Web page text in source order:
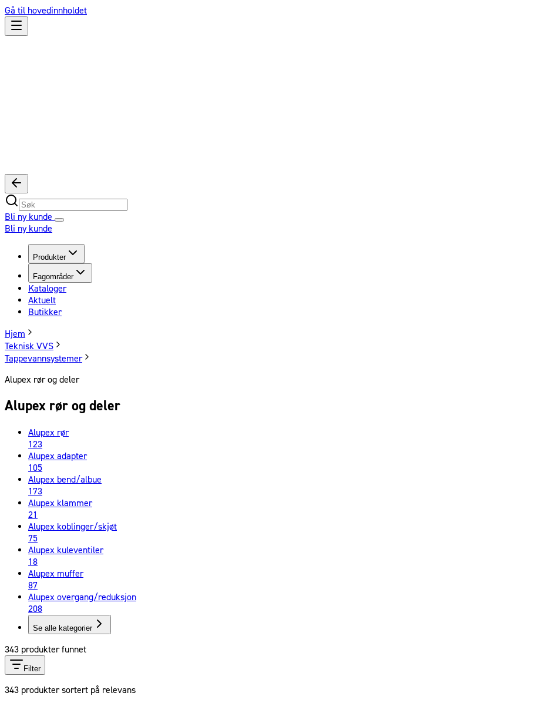
Gå til hovedinnholdet
Bli ny kunde
Bli ny kunde
Produkter
Fagområder
Kataloger
Aktuelt
Butikker
Hjem
Teknisk VVS
Tappevannsystemer
Alupex rør og deler
Alupex rør og deler
Alupex rør
123
Alupex adapter
105
Alupex bend/albue
173
Alupex klammer
21
Alupex koblinger/skjøt
75
Alupex kuleventiler
18
Alupex muffer
87
Alupex overgang/reduksjon
208
Se alle kategorier
343 produkter funnet
Filter
343 produkter sortert på relevans